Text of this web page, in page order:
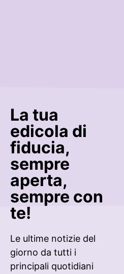
La tua
edicola di
fiducia,
sempre
aperta,
sempre con
te!
Le ultime notizie del
giorno da tutti i
principali quotidiani